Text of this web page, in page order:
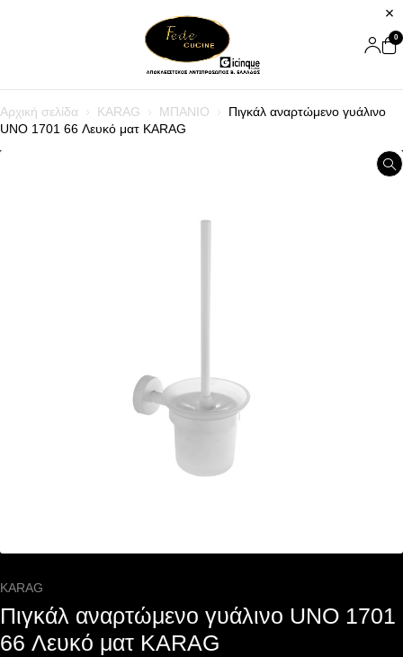
0
Αρχική σελίδα KARAG ΜΠΑΝΙΟ
Πιγκάλ αναρτώμενο γυάλινο
UNO 1701 66 Λευκό ματ KARAG
KARAG
Πιγκάλ αναρτώμενο γυάλινο UNO 1701
66 Λευκό ματ KARAG